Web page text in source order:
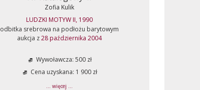
Zofia Kulik
LUDZKI MOTYW II, 1990
odbitka srebrowa na podłożu barytowym
aukcja z28 października 2004
Wywoławcza: 500 zł
Cena uzyskana: 1 900 zł
... więcej ...